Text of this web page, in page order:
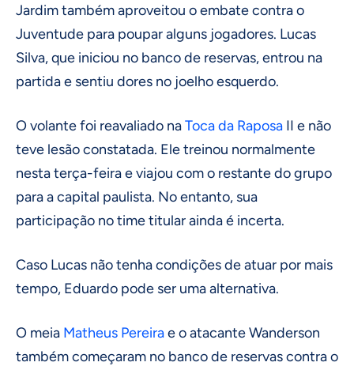
Jardim também aproveitou o embate contra o
Juventude para poupar alguns jogadores. Lucas
Silva, que iniciou no banco de reservas, entrou na
partida e sentiu dores no joelho esquerdo.
O volante foi reavaliado naToca da Raposa II e não
teve lesão constatada. Ele treinou normalmente
nesta terça-feira e viajou com o restante do grupo
para a capital paulista. No entanto, sua
participação no time titular ainda é incerta.
Caso Lucas não tenha condições de atuar por mais
tempo, Eduardo pode ser uma alternativa.
O meia Matheus Pereirae o atacante Wanderson
também começaram no banco de reservas contra o